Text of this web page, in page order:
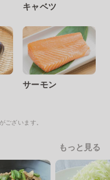
キャベツ
サーモン
ございます。
もっと見る